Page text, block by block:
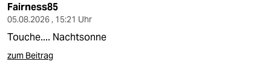
Fairness85
05.08.2026 , 15:21 Uhr
Touche.... Nachtsonne
zum Beitrag